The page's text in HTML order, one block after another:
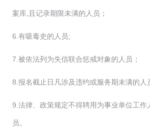
案库,且记录期限未满的人员；
6.有吸毒史的人员;
7.被依法列为失信联合惩戒对象的人员；
8.报名截止日凡涉及违约或服务期未满的人
9.法律、政策规定不得聘用为事业单位工作
员。